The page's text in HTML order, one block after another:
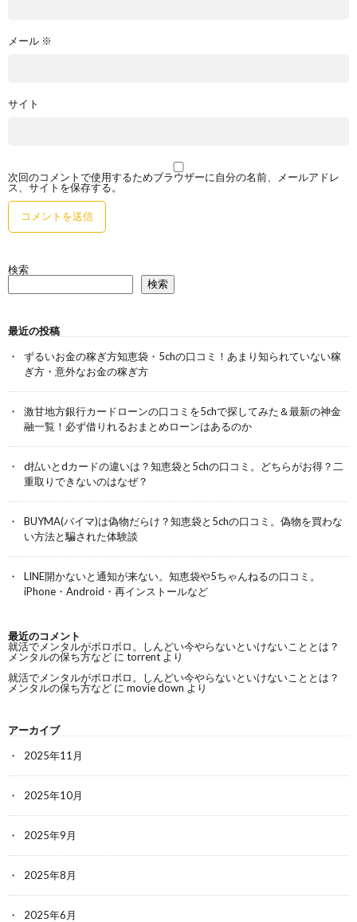
メール ※
サイト
次回のコメントで使用するためブラウザーに自分の名前、メールアドレ
ス、サイトを保存する。
検索
検索
最近の投稿
ずるいお金の稼ぎ方知恵袋・5chの口コミ！あまり知られていない稼
ぎ方・意外なお金の稼ぎ方
激甘地方銀行カードローンの口コミを5chで探してみた＆最新の神金
融一覧！必ず借りれるおまとめローンはあるのか
d払いとdカードの違いは？知恵袋と5chの口コミ。どちらがお得？二
重取りできないのはなぜ？
BUYMA(バイマ)は偽物だらけ？知恵袋と5chの口コミ。偽物を買わな
い方法と騙された体験談
LINE開かないと通知が来ない。知恵袋や5ちゃんねるの口コミ。
iPhone・Android・再インストールなど
最近のコメント
就活でメンタルがボロボロ。しんどい今やらないといけないこととは？
メンタルの保ち方など に torrent より
就活でメンタルがボロボロ。しんどい今やらないといけないこととは？
メンタルの保ち方など に movie down より
アーカイブ
2025年11月
2025年10月
2025年9月
2025年8月
2025年6月